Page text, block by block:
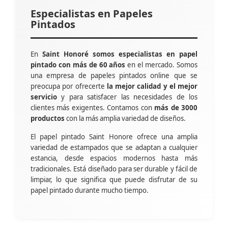
Especialistas en Papeles
Pintados
En Saint Honoré somos especialistas en papel
pintado con más de 60 años en el mercado. Somos
una empresa de papeles pintados online que se
preocupa por ofrecerte la mejor calidad y el mejor
servicio y para satisfacer las necesidades de los
clientes más exigentes. Contamos con más de 3000
productos con la más amplia variedad de diseños.
El papel pintado Saint Honore ofrece una amplia
variedad de estampados que se adaptan a cualquier
estancia, desde espacios modernos hasta más
tradicionales. Está diseñado para ser durable y fácil de
limpiar, lo que significa que puede disfrutar de su
papel pintado durante mucho tiempo.